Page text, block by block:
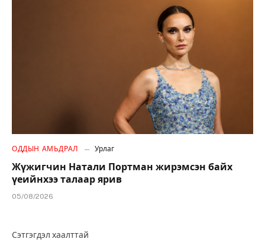
ОДДЫН АМЬДРАЛ Урлаг
Жүжигчин Натали Портман жирэмсэн байх
үеийнхээ талаар ярив
05/08/2026
Сэтгэгдэл хаалттай